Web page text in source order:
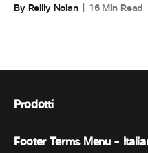
By Reilly Nolan 16 Min Read
Prodotti
Webex Suite
Footer Terms Menu -